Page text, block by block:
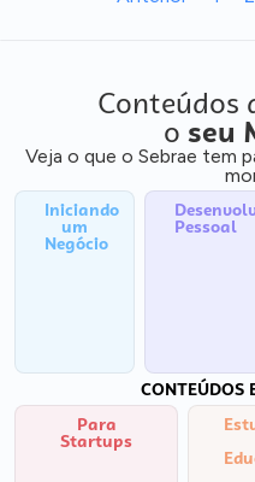
Conteúdos
o seu
Veja o que o Sebrae tem
Iniciando
um
Negócio
Pessoal
CONTEÚDOS
Para
Startups